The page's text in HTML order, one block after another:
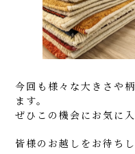
今回も様々な大きさや
ます。
ぜひこの機会にお気に
皆様のお越しをお待ちし